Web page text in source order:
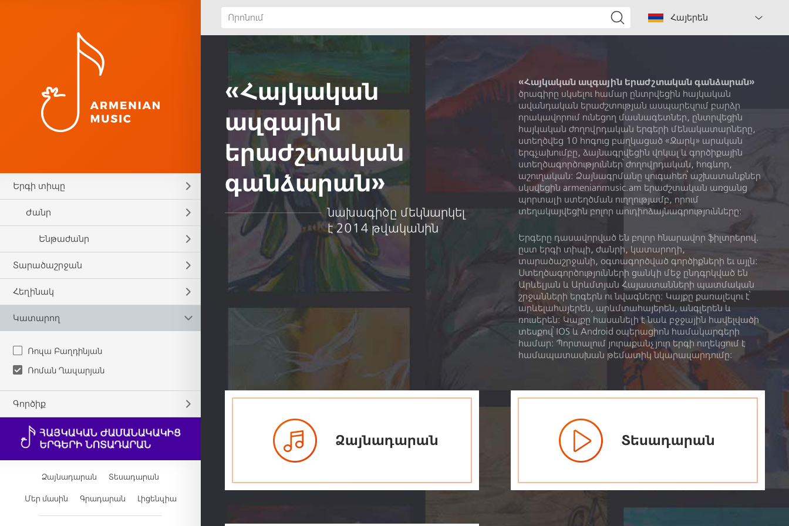
Երգի տիպը
Ժանր
Ենթաժանր
Տարածաշրջան
Հեղինակ
Կատարող
Ռոզա Բաղդինյան
Ռոման Ղազարյան
Գործիք
Ձայնադարան Տեսադարան
Մեր մասին Գրադարան Լիցենզիա
«Հայկական
ազգային
երաժշտական
գանձարան»
նախագիծը մեկնարկել
է 2014 թվականին
«Հայկական ազգային երաժշտական գանձարան»
ծրագիրը սկսելու համար ընտրվեցին հայկական
ավանդական երաժշտության ասպարեզում բարձր
որակավորում ունեցող մասնագետներ, ընտրվեցին
հայկական ժողովրդական երգերի մենակատարները,
ստեղծվեց 10 հոգուց բաղկացած «Զարկ» արական
երգչախումբը, ձայնագրվեցին վոկալ և գործիքային
ստեղծագործություններ՝ ժողովրդական, հոգևոր,
աշուղական: Ձայնագրմանը զուգահեռ՝ աշխատանքներ
սկսվեցին armenianmusic.am երաժշտական առցանց
պորտալի ստեղծման ուղղությամբ, որում
տեղակայվեցին բոլոր աուդիոձայնագրությունները:
Երգերը դասավորված են բոլոր հնարավոր ֆիլտրերով.
ըստ երգի տիպի, ժանրի, կատարողի,
տարածաշրջանի, օգտագործված գործիքների եւ այլն:
Ստեղծագործությունների ցանկի մեջ ընդգրկված են
Արևելյան և Արևմտյան Հայաստանների պատմական
շրջանների երգերն ու նվագները: Կայքը քառալեզու է՝
արևելահայերեն, արևմտահայերեն, անգլերեն և
ռուսերեն։ Կայքը հասանելի է նաև բջջային հավելվածի
տեսքով՝ IOS և Android օպերացիոն համակարգերի
համար: Պորտալում յուրաքանչյուր երգի ուղեկցում է
համապատասխան թեմատիկ նկարազարդումը:
Ձայնադարան Տեսադարան
Հայերեն